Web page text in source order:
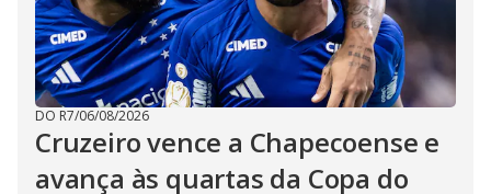
DO R7/06/08/2026
Cruzeiro vence a Chapecoense e
avança às quartas da Copa do